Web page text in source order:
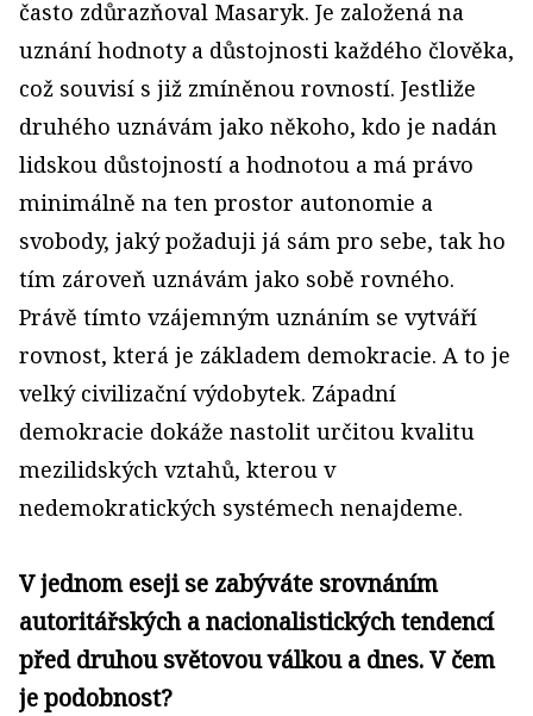
často zdůrazňoval Masaryk. Je založená na
uznání hodnoty a důstojnosti každého člověka,
což souvisí s již zmíněnou rovností. Jestliže
druhého uznávám jako někoho, kdo je nadán
lidskou důstojností a hodnotou a má právo
minimálně na ten prostor autonomie a
svobody, jaký požaduji já sám pro sebe, tak ho
tím zároveň uznávám jako sobě rovného.
Právě tímto vzájemným uznáním se vytváří
rovnost, která je základem demokracie. A to je
velký civilizační výdobytek. Západní
demokracie dokáže nastolit určitou kvalitu
mezilidských vztahů, kterou v
nedemokratických systémech nenajdeme.
V jednom eseji se zabýváte srovnáním
autoritářských a nacionalistických tendencí
před druhou světovou válkou a dnes. V čem
je podobnost?